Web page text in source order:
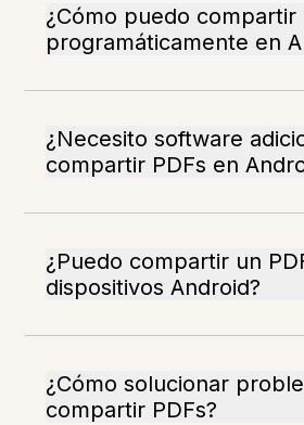
¿Cómo puedo compartir
programáticamente en
¿Necesito software
compartir PDFs en
¿Puedo compartir un
dispositivos Android?
¿Cómo solucionar
compartir PDFs?